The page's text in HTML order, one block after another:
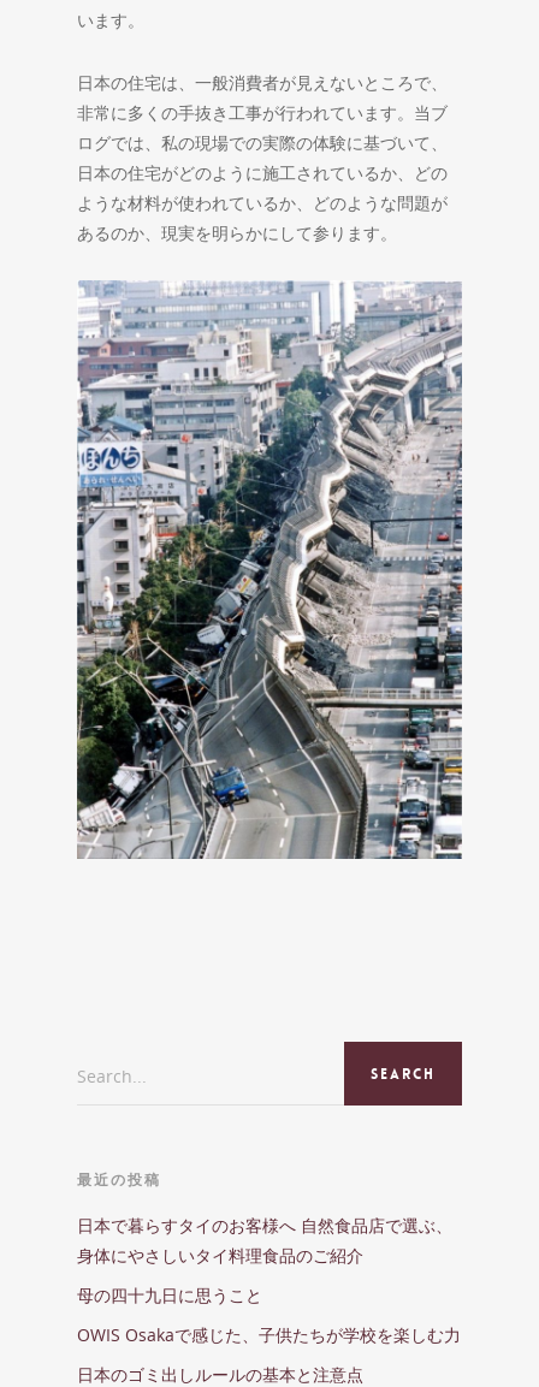
います。
日本の住宅は、一般消費者が見えないところで、
非常に多くの手抜き工事が行われています。当ブ
ログでは、私の現場での実際の体験に基づいて、
日本の住宅がどのように施工されているか、どの
ような材料が使われているか、どのような問題が
あるのか、現実を明らかにして参ります。
Search...
最近の投稿
日本で暮らすタイのお客様へ 自然食品店で選ぶ、
身体にやさしいタイ料理食品のご紹介
母の四十九日に思うこと
OWIS Osakaで感じた、子供たちが学校を楽しむ力
日本のゴミ出しルールの基本と注意点